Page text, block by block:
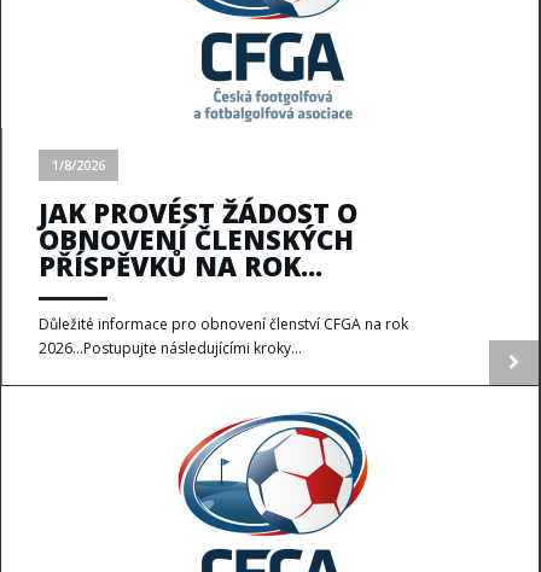
1/8/2026
JAK PROVÉST ŽÁDOST O
OBNOVENÍ ČLENSKÝCH
PŘÍSPĚVKŮ NA ROK...
Důležité informace pro obnovení členství CFGA na rok
2026...Postupujte následujícími kroky...